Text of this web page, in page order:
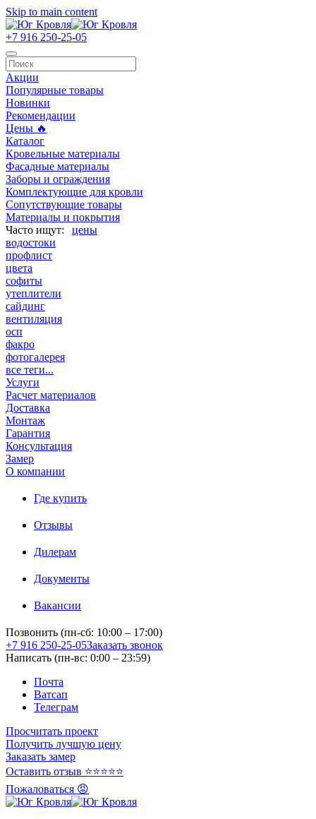
Skip to main content
+7 916 250-25-05
Акции
Популярные товары
Новинки
Рекомендации
Цены 🔥
Каталог
Кровельные материалы
Фасадные материалы
Заборы и ограждения
Комплектующие для кровли
Сопутствующие товары
Материалы и покрытия
цены
водостоки
профлист
цвета
софиты
утеплители
сайдинг
вентиляция
осп
факро
фотогалерея
все теги...
Услуги
Расчет материалов
Доставка
Монтаж
Гарантия
Консультация
Замер
О компании
Где купить
Отзывы
Дилерам
Документы
Вакансии
Позвонить (пн-сб: 10:00 – 17:00)
+7 916 250-25-05Заказать звонок
Написать (пн-вс: 0:00 – 23:59)
Почта
Ватсап
Телеграм
Просчитать проект
Получить лучшую цену
Заказать замер
Оставить отзыв ⭐⭐⭐⭐⭐
Пожаловаться 😡